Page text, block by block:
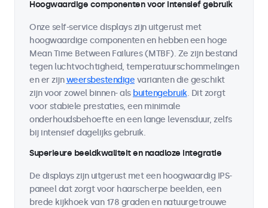
Hoogwaardige componenten voor intensief gebruik
Onze self-service displays zijn uitgerust met
hoogwaardige componenten en hebben een hoge
Mean Time Between Failures (MTBF). Ze zijn bestand
tegen luchtvochtigheid, temperatuurschommelingen
en er zijnweersbestendige varianten die geschikt
zijn voor zowel binnen- als buitengebruik. Dit zorgt
voor stabiele prestaties, een minimale
onderhoudsbehoefte en een lange levensduur, zelfs
bij intensief dagelijks gebruik.
Superieure beeldkwaliteit en naadloze integratie
De displays zijn uitgerust met een hoogwaardig IPS-
paneel dat zorgt voor haarscherpe beelden, een
brede kijkhoek van 178 graden en natuurgetrouwe